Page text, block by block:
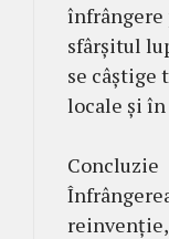
înfrângere
sfârșitul
se
locale și
Concluzie